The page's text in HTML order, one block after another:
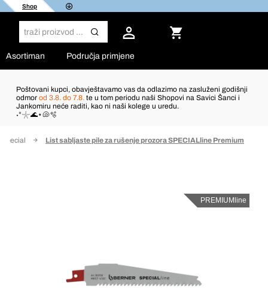
Shop
Asortiman Područja primjene
Poštovani kupci, obavještavamo vas da odlazimo na zasluženi godišnji
odmor od 3.8. do 7.8. te u tom periodu naši Shopovi na Savici Šanci i
Jankomiru neće raditi, kao ni naši kolege u uredu.
˖°𓇼🌊⋆🐚🫧
List sabljaste pile za rušenje prozora SPECIALline Premium
PREMIUMline